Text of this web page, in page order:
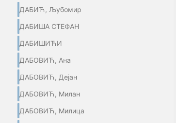
ДАБИЋ, Љубомир
ДАБИША СТЕФАН
ДАБИШИЋИ
ДАБОВИЋ, Ана
ДАБОВИЋ, Дејан
ДАБОВИЋ, Милан
ДАБОВИЋ, Милица